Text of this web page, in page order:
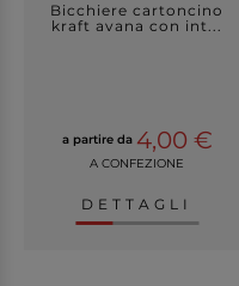
Bicchiere cartoncino
kraft avana con int...
a partire da 4,00 €
A CONFEZIONE
DETTAGLI